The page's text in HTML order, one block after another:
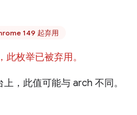
149 起弃用
枚举已被弃用。
，此值可能与 arch 不同。